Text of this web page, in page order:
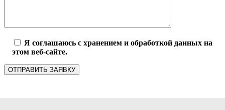
Я соглашаюсь с хранением и обработкой данных на
этом веб-сайте.